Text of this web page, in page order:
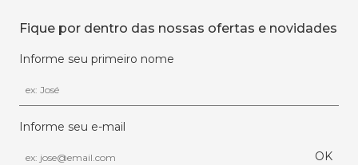
Fique por dentro das nossas ofertas e novidades
Informe seu primeiro nome
Informe seu e-mail
OK